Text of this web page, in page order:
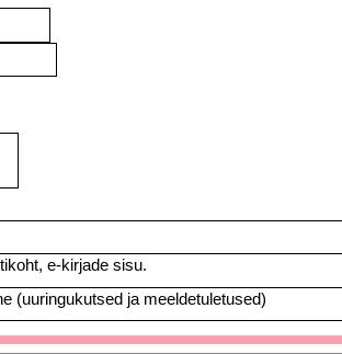
e-kirjade sisu.
(uuringukutsed ja meeldetuletused)